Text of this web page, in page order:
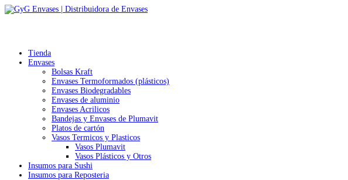
Tienda
Envases
Bolsas Kraft
Envases Termoformados (plásticos)
Envases Biodegradables
Envases de aluminio
Envases Acrilicos
Bandejas y Envases de Plumavit
Platos de cartón
Vasos Termicos y Plasticos
Vasos Plumavit
Vasos Plásticos y Otros
Insumos para Sushi
Insumos para Reposteria